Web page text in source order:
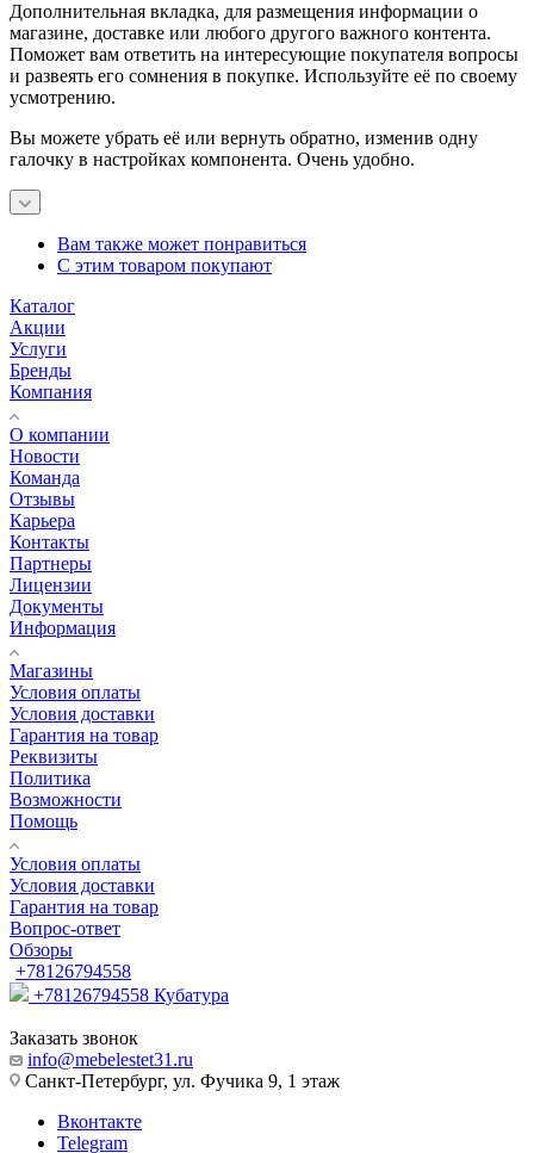
Дополнительная вкладка, для размещения информации о
магазине, доставке или любого другого важного контента.
Поможет вам ответить на интересующие покупателя вопросы
и развеять его сомнения в покупке. Используйте её по своему
усмотрению.
Вы можете убрать её или вернуть обратно, изменив одну
галочку в настройках компонента. Очень удобно.
Вам также может понравиться
С этим товаром покупают
Каталог
Акции
Услуги
Бренды
Компания
О компании
Новости
Команда
Отзывы
Карьера
Контакты
Партнеры
Лицензии
Документы
Информация
Магазины
Условия оплаты
Условия доставки
Гарантия на товар
Реквизиты
Политика
Возможности
Помощь
Условия оплаты
Условия доставки
Гарантия на товар
Вопрос-ответ
Обзоры
+78126794558
+78126794558 Кубатура
Заказать звонок
info@mebelestet31.ru
Санкт-Петербург, ул. Фучика 9, 1 этаж
Вконтакте
Telegram